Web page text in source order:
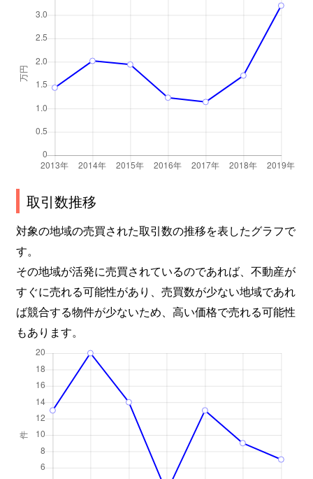
取引数推移
対象の地域の売買された取引数の推移を表したグラフで
す。
その地域が活発に売買されているのであれば、不動産が
すぐに売れる可能性があり、売買数が少ない地域であれ
ば競合する物件が少ないため、高い価格で売れる可能性
もあります。